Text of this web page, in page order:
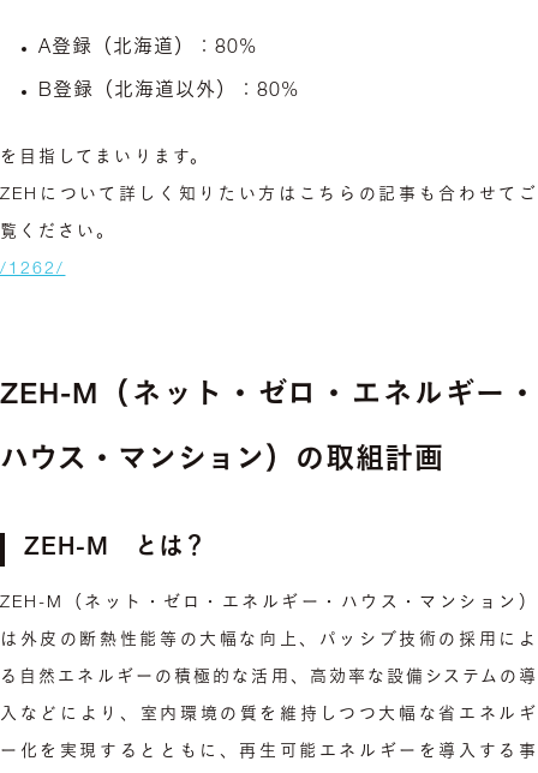
A登録（北海道）：80%
B登録（北海道以外）：80%
を目指してまいります。
ZEHについて詳しく知りたい方はこちらの記事も合わせてご
覧ください。
/1262/
ZEH-M（ネット・ゼロ・エネルギー・
ハウス・マンション）の取組計画
ZEH-M とは？
ZEH-M（ネット・ゼロ・エネルギー・ハウス・マンション）
は外皮の断熱性能等の大幅な向上、パッシブ技術の採用によ
る自然エネルギーの積極的な活用、高効率な設備システムの導
入などにより、室内環境の質を維持しつつ大幅な省エネルギ
ー化を実現するとともに、再生可能エネルギーを導入する事